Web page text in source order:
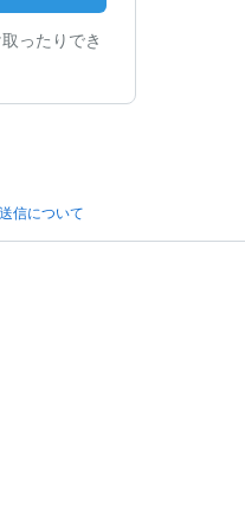
ったりでき
信について